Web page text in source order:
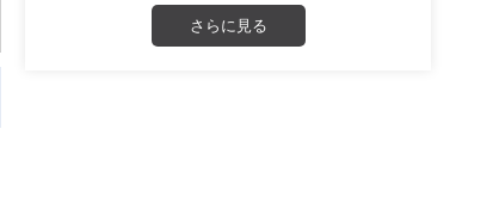
さらに見る